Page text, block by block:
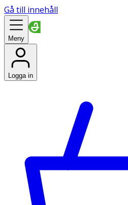
Gå till innehåll
Meny
Logga in